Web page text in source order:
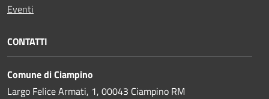
Eventi
CONTATTI
Comune di Ciampino
Largo Felice Armati, 1, 00043 Ciampino RM